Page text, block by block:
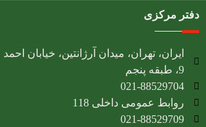
دفتر مرکزی
9، طبقه پنجم
021-88529704
روابط عمومی داخلی 118
021-88529709